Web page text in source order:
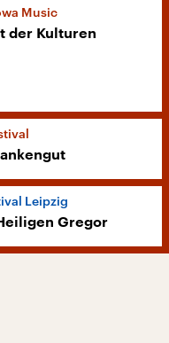
Music
der Kulturen
Leipzig
Gregor